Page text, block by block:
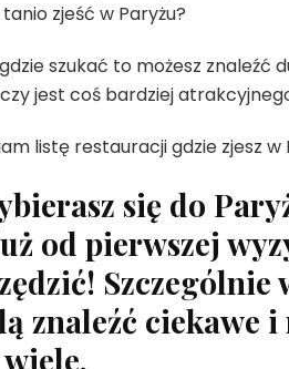
zjeść w Paryżu?
szukać to możesz znaleźć
jest coś bardziej
listę restauracji gdzie zjesz
się do
od pierwszej
znaleźć ciekawe